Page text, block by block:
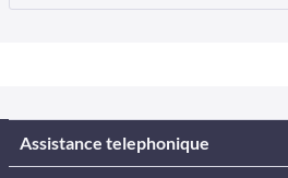
Assistance telephonique